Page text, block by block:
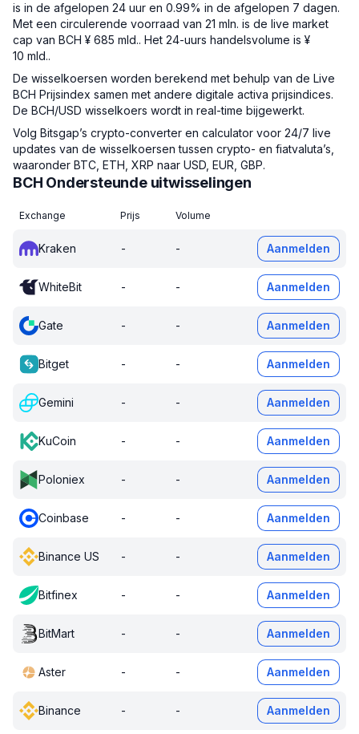
is in de afgelopen 24 uur en 0.99% in de afgelopen 7 dagen.
Met een circulerende voorraad van 21 mln. is de live market
cap van BCH ¥ 685 mld.. Het 24-uurs handelsvolume is ¥
10 mld..
De wisselkoersen worden berekend met behulp van de Live
BCH Prijsindex samen met andere digitale activa prijsindices.
De BCH/USD wisselkoers wordt in real-time bijgewerkt.
Volg Bitsgap’s crypto-converter en calculator voor 24/7 live
updates van de wisselkoersen tussen crypto- en fiatvaluta’s,
waaronder BTC, ETH, XRP naar USD, EUR, GBP.
BCH Ondersteunde uitwisselingen
Exchange Prijs Volume
Kraken - - Aanmelden
WhiteBit - - Aanmelden
Gate - - Aanmelden
Bitget - - Aanmelden
Gemini - - Aanmelden
KuCoin - - Aanmelden
Poloniex - - Aanmelden
Coinbase - - Aanmelden
Binance US - - Aanmelden
Bitfinex - - Aanmelden
BitMart - - Aanmelden
Aster - - Aanmelden
Binance - - Aanmelden